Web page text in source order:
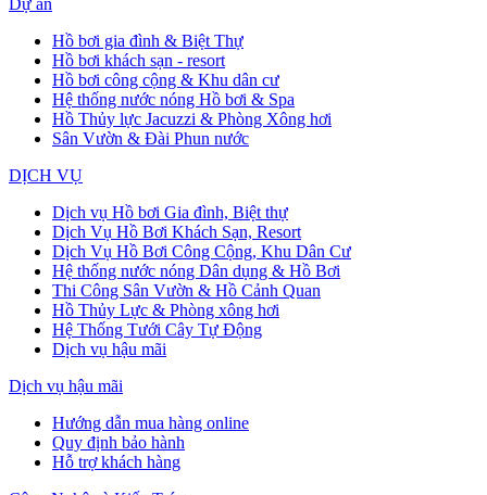
Dự án
Hồ bơi gia đình & Biệt Thự
Hồ bơi khách sạn - resort
Hồ bơi công cộng & Khu dân cư
Hệ thống nước nóng Hồ bơi & Spa
Hồ Thủy lực Jacuzzi & Phòng Xông hơi
Sân Vườn & Đài Phun nước
DỊCH VỤ
Dịch vụ Hồ bơi Gia đình, Biệt thự
Dịch Vụ Hồ Bơi Khách Sạn, Resort
Dịch Vụ Hồ Bơi Công Cộng, Khu Dân Cư
Hệ thống nước nóng Dân dụng & Hồ Bơi
Thi Công Sân Vườn & Hồ Cảnh Quan
Hồ Thủy Lực & Phòng xông hơi
Hệ Thống Tưới Cây Tự Động
Dịch vụ hậu mãi
Dịch vụ hậu mãi
Hướng dẫn mua hàng online
Quy định bảo hành
Hỗ trợ khách hàng